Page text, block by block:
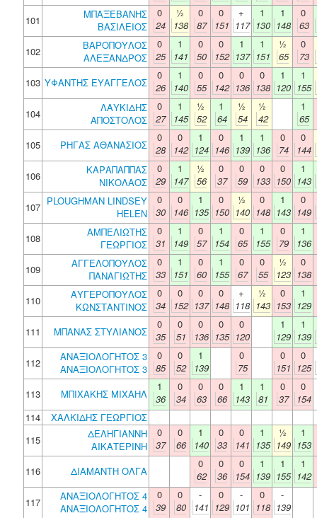
101
ΜΠΑΞΕΒΑΝΗΣ
ΒΑΣΙΛΕΙΟΣ
0
24
½
138
0
87
0
151
+
117
1
130
1
148
0
63
102
ΒΑΡΟΠΟΥΛΟΣ
ΑΛΕΞΑΝΔΡΟΣ
0
25
1
141
0
50
0
152
1
137
1
151
½
65
0
73
103 ΥΦΑΝΤΗΣ ΕΥΑΓΓΕΛΟΣ
0
26
1
140
0
55
0
142
0
136
0
138
1
120
1
155
104
ΛΑΥΚΙΔΗΣ
ΑΠΟΣΤΟΛΟΣ
0
27
1
145
½
52
1
64
½
54
½
42
1
65
105
ΡΗΓΑΣ ΑΘΑΝΑΣΙΟΣ
0
28
0
142
1
124
0
146
1
139
1
136
0
74
0
144
106
ΚΑΡΑΠΑΠΠΑΣ
ΝΙΚΟΛΑΟΣ
0
29
1
147
½
56
0
37
0
59
0
133
0
150
1
143
107 PLOUGHMAN LINDSEY
HELEN
0
30
0
146
1
135
0
150
½
140
0
148
1
143
0
149
108
ΑΜΠΕΛΙΩΤΗΣ
ΓΕΩΡΓΙΟΣ
0
31
1
149
0
57
1
154
0
65
1
155
0
79
1
136
109
ΑΓΓΕΛΟΠΟΥΛΟΣ
ΠΑΝΑΓΙΩΤΗΣ
0
33
1
151
0
60
1
155
0
67
0
55
½
123
0
138
110
ΑΥΓΕΡΟΠΟΥΛΟΣ
ΚΩΝΣΤΑΝΤΙΝΟΣ
0
34
0
152
0
137
0
148
+
118
½
143
0
153
1
129
111
ΜΠΑΝΑΣ ΣΤΥΛΙΑΝΟΣ
0
35
0
51
0
136
0
135
0
120
1
129
1
139
112
ΑΝΑΞΙΟΛΟΓΗΤΟΣ 3
ΑΝΑΞΙΟΛΟΓΗΤΟΣ 3
0
85
0
52
1
139
0
75
0
151
0
125
113
ΜΠΙΧΑΚΗΣ ΜΙΧΑΗΛ
1
36
0
34
0
63
0
66
1
143
1
81
0
37
0
154
114
ΧΑΛΚΙΔΗΣ ΓΕΩΡΓΙΟΣ
115
ΔΕΛΗΓΙΑΝΝΗ
ΑΙΚΑΤΕΡΙΝΗ
0
37
0
66
1
140
0
33
0
141
1
135
½
149
1
153
116
ΔΙΑΜΑΝΤΗ ΟΛΓΑ
0
62
0
36
0
154
1
139
1
155
1
142
117
ΑΝΑΞΙΟΛΟΓΗΤΟΣ 4
ΑΝΑΞΙΟΛΟΓΗΤΟΣ 4
0
39
0
80
-
141
0
129
-
101
0
118
-
139